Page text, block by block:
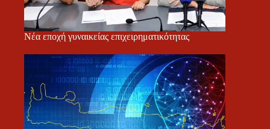
Νέα εποχή γυναικείας επιχειρηματικότητας